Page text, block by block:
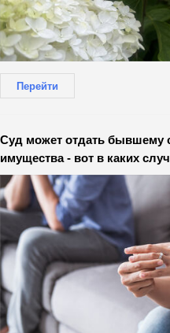
Перейти
Суд может отдать бывшему
имущества - вот в каких